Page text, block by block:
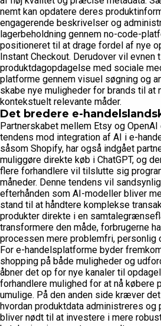
nemt kan opdatere deres
engagerende beskrivelser og
lagerbeholdning gennem no-code-
positioneret til at drage fordel af nye
Instant Checkout. Derudover vil evnen
produktdagopdagelse med sociale
platforme gennem visuel søgning og
skabe nye muligheder for brands til at
kontekstuelt relevante måder.
Det bredere e-
Partnerskabet mellem Etsy og
tendens mod integration af AI i e-
såsom Shopify, har også indgået
muliggøre direkte køb i ChatGPT, og
flere forhandlere vil tilslutte sig
måneder. Denne tendens vil
efterhånden som AI-modeller bliver
stand til at håndtere komplekse
produkter direkte i en
transformere den måde, forbrugerne
processen mere problemfri, personlig
For e-handelsplatforme byder
shopping på både muligheder og
åbner det op for nye kanaler til
forhandlere mulighed for at nå købere
umulige. På den anden side kræver
hvordan produktdata administreres
bliver nødt til at investere i mere